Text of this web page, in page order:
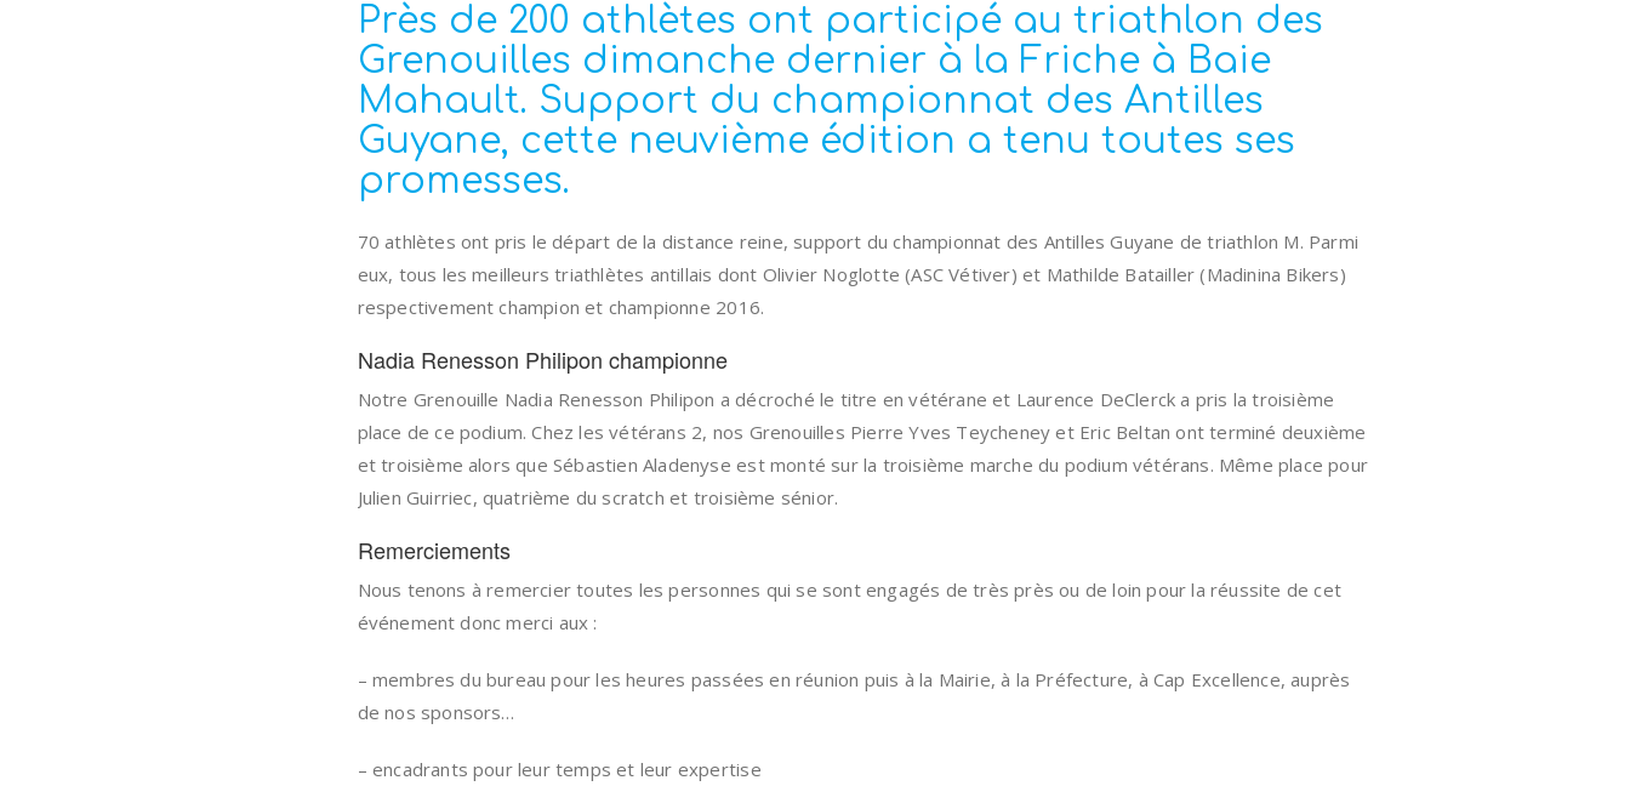
Près de 200 athlètes ont participé au triathlon des
Grenouilles dimanche dernier à la Friche à Baie
Mahault. Support du championnat des Antilles
Guyane, cette neuvième édition a tenu toutes ses
promesses.
70 athlètes ont pris le départ de la distance reine, support du championnat des Antilles Guyane de triathlon M. Parmi
eux, tous les meilleurs triathlètes antillais dont Olivier Noglotte (ASC Vétiver) et Mathilde Batailler (Madinina Bikers)
respectivement champion et championne 2016.
Nadia Renesson Philipon championne
Notre Grenouille Nadia Renesson Philipon a décroché le titre en vétérane et Laurence DeClerck a pris la troisième
place de ce podium. Chez les vétérans 2, nos Grenouilles Pierre Yves Teycheney et Eric Beltan ont terminé deuxième
et troisième alors que Sébastien Aladenyse est monté sur la troisième marche du podium vétérans. Même place pour
Julien Guirriec, quatrième du scratch et troisième sénior.
Remerciements
Nous tenons à remercier toutes les personnes qui se sont engagés de très près ou de loin pour la réussite de cet
événement donc merci aux :
– membres du bureau pour les heures passées en réunion puis à la Mairie, à la Préfecture, à Cap Excellence, auprès
de nos sponsors…
– encadrants pour leur temps et leur expertise